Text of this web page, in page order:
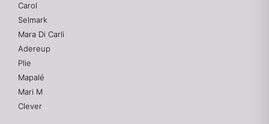
Carol
Selmark
Mara Di Carli
Adereup
Plie
Mapalé
Mari M
Clever
¡Hola! 👋
Gracias por visitarnos. Te asesoramos
personalmente con tu compra: tallas, envíos y
pagos.
Recuerda: 10% de descuento en tu primera compra